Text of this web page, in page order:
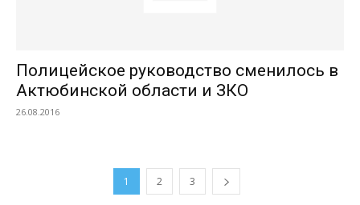
Полицейское руководство сменилось в
Актюбинской области и ЗКО
26.08.2016
1 2 3